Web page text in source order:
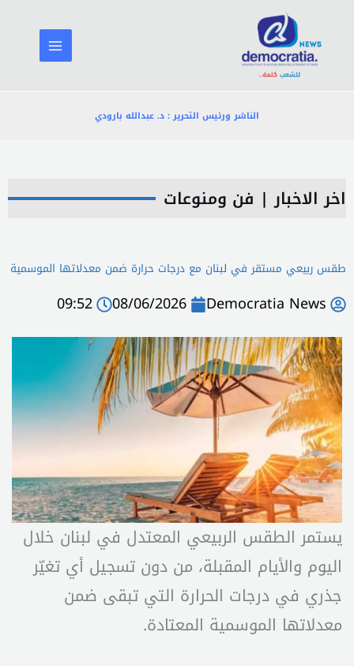
المحتوى
الناشر ورئيس التحرير : د. عبدالله بارودي
اخر الاخبار| فن ومنوعات
طقس ربيعي مستقر في لبنان مع درجات حرارة ضمن معدلاتها الموسمية
Democratia News
08/06/2026
09:52
يستمر الطقس الربيعي المعتدل في لبنان خلال
اليوم والأيام المقبلة، من دون تسجيل أي تغيّر
جذري في درجات الحرارة التي تبقى ضمن
معدلاتها الموسمية المعتادة.